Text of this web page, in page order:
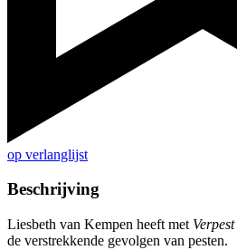
op verlanglijst
Beschrijving
Liesbeth van Kempen heeft met Verpest
de verstrekkende gevolgen van pesten.